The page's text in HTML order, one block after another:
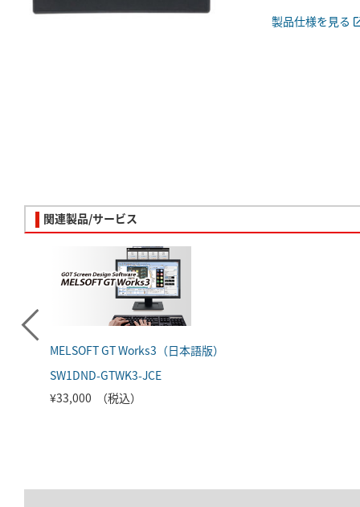
製品仕様を見る
関連製品/サービス
MELSOFT GT Works3（日本語版）
SW1DND-GTWK3-JCE
¥33,000 （税込）